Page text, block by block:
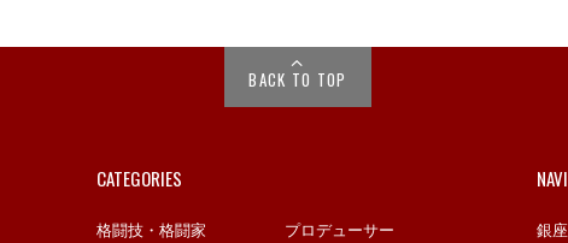
BACK TO TOP
CATEGORIES
格闘技・格闘家 プロデューサー 銀